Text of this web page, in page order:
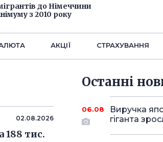
до Німеччини
з 2010 року
АКЦІЇ СТРАХУВАННЯ
02.08.2026
тис.
Останнi
06.08
Виручка
гіганта